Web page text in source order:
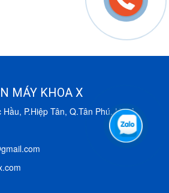
MÁY KHOA X
P.Hiệp Tân, Q.Tân Phú, HCM